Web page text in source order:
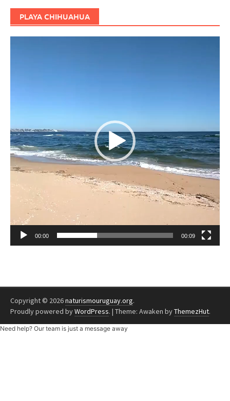
PLAYA CHIHUAHUA
00:00 00:09
Copyright © 2026naturismouruguay.org.
Proudly powered byWordPress. | Theme: Awaken byThemezHut.
Need help? Our team is just a message away